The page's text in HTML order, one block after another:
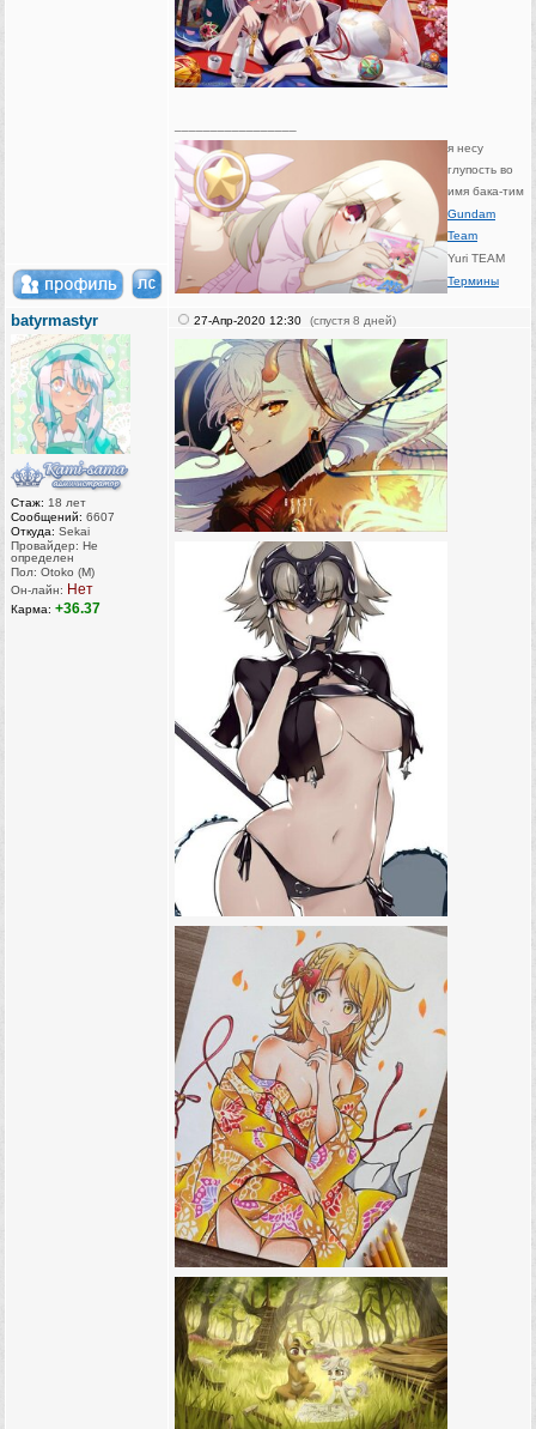
я несу
глупость во
имя бака-тим
Gundam
Team
Yuri TEAM
Термины
batyrmastyr
Стаж: 18 лет
Сообщений: 6607
Откуда: Sekai
Провайдер: Не
определен
Пол: Otoko (M)
Он-лайн: Нет
Карма: +36.37
27-Апр-2020 12:30 (спустя 8 дней)